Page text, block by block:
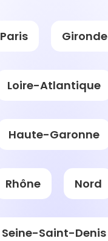
Paris Gironde
Loire-Atlantique
Haute-Garonne
Rhône Nord
Seine-Saint-Denis